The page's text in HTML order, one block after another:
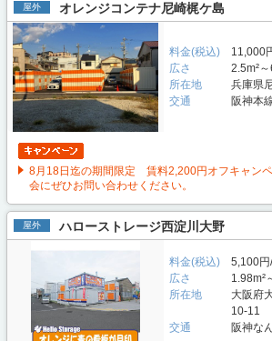
屋外 オレンジコンテナ尼崎梶ケ島
料金(税込)
11,000
広さ
2.5m²
所在地
兵庫県
交通
阪神本
8月18日迄の期間限定 賃料2,200円オフキャン
会にぜひお問い合わせください。
屋外 ハローストレージ西淀川大野
料金(税込)
5,100円
広さ
1.98m²
所在地
大阪府
10-11
交通
阪神な